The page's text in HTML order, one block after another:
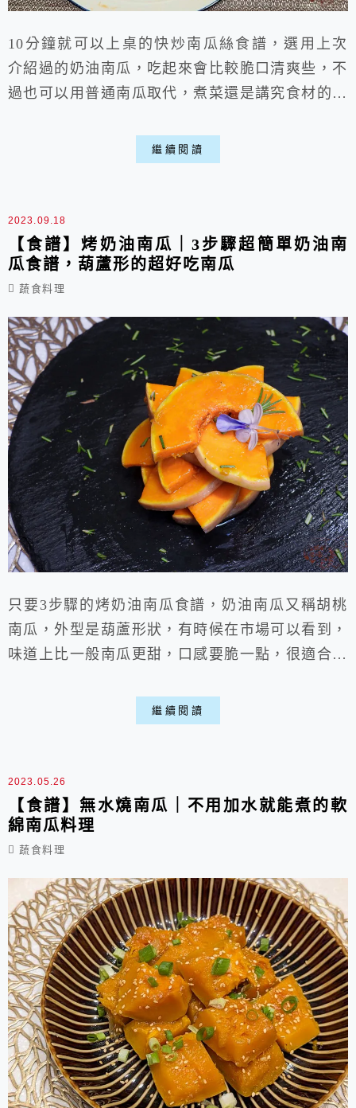
10分鐘就可以上桌的快炒南瓜絲食譜，選用上次
介紹過的奶油南瓜，吃起來會比較脆口清爽些，不
過也可以用普通南瓜取代，煮菜還是講究食材的取
瓜進去炒炒，就這樣簡單，其它蔬菜可以自由添加
繼續閱讀
2023.09.18
【食譜】烤奶油南瓜｜3步驟超簡單奶油南
瓜食譜，葫蘆形的超好吃南瓜
蔬食料理
只要3步驟的烤奶油南瓜食譜，奶油南瓜又稱胡桃
南瓜，外型是葫蘆形狀，有時候在市場可以看到，
味道上比一般南瓜更甜，口感要脆一點，很適合拿
甜美的滋味值得大家享用，順便推廣一下喵。
繼續閱讀
2023.05.26
【食譜】無水燒南瓜｜不用加水就能煮的軟
綿南瓜料理
蔬食料理